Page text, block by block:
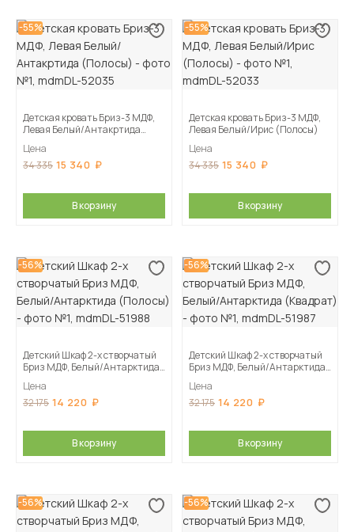
-55%
Детская кровать Бриз-3 МДФ,
Левая Белый/Антакртида
Цена
34 335 15 340
В корзину
-55%
Детская кровать Бриз-3 МДФ,
Левая Белый/Ирис (Полосы)
Цена
34 335 15 340
В корзину
-56%
Детский Шкаф 2-х створчатый
Бриз МДФ, Белый/Антарктида
Цена
32 175 14 220
В корзину
-56%
Детский Шкаф 2-х створчатый
Бриз МДФ, Белый/Антарктида
Цена
32 175 14 220
В корзину
-56% -56%